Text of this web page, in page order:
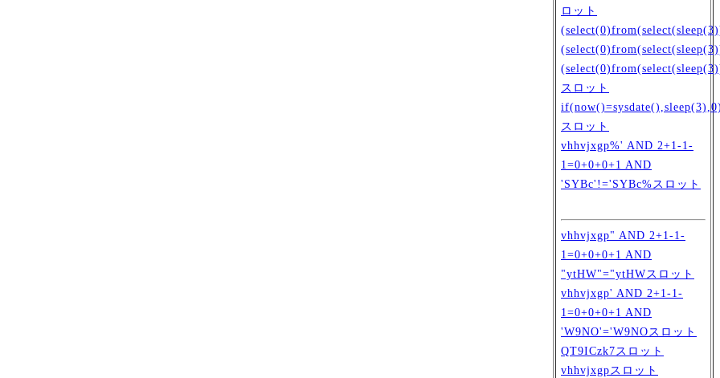
ロット
スロット
スロット
vhhvjxgp%' AND 2+1-1-
1=0+0+0+1 AND
'SYBc'!='SYBc%スロット
vhhvjxgp" AND 2+1-1-
1=0+0+0+1 AND
"ytHW"="ytHWスロット
vhhvjxgp' AND 2+1-1-
1=0+0+0+1 AND
'W9NO'='W9NOスロット
QT9ICzk7スロット
vhhvjxgpスロット